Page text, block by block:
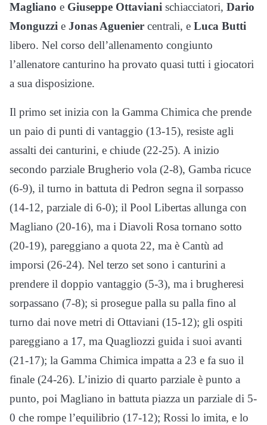
Magliano e Giuseppe Ottaviani schiacciatori, Dario
Monguzzi e Jonas Aguenier centrali, e Luca Butti
libero. Nel corso dell’allenamento congiunto
l’allenatore canturino ha provato quasi tutti i giocatori
a sua disposizione.
Il primo set inizia con la Gamma Chimica che prende
un paio di punti di vantaggio (13-15), resiste agli
assalti dei canturini, e chiude (22-25). A inizio
secondo parziale Brugherio vola (2-8), Gamba ricuce
(6-9), il turno in battuta di Pedron segna il sorpasso
(14-12, parziale di 6-0); il Pool Libertas allunga con
Magliano (20-16), ma i Diavoli Rosa tornano sotto
(20-19), pareggiano a quota 22, ma è Cantù ad
imporsi (26-24). Nel terzo set sono i canturini a
prendere il doppio vantaggio (5-3), ma i brugheresi
sorpassano (7-8); si prosegue palla su palla fino al
turno dai nove metri di Ottaviani (15-12); gli ospiti
pareggiano a 17, ma Quagliozzi guida i suoi avanti
(21-17); la Gamma Chimica impatta a 23 e fa suo il
finale (24-26). L’inizio di quarto parziale è punto a
punto, poi Magliano in battuta piazza un parziale di 5-
0 che rompe l’equilibrio (17-12); Rossi lo imita, e lo